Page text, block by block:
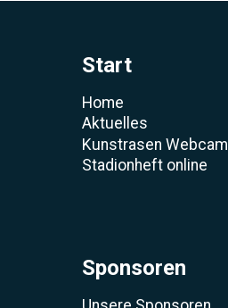
Start
Home
Aktuelles
Kunstrasen Webcam
Stadionheft online
Sponsoren